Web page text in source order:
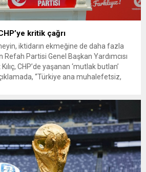
kritik çağrı
iktidarın ekmeğine de daha fazla
Partisi Genel Başkan Yardımcısı
CHP’de yaşanan ‘mutlak butlan’
“Türkiye ana muhalefetsiz,